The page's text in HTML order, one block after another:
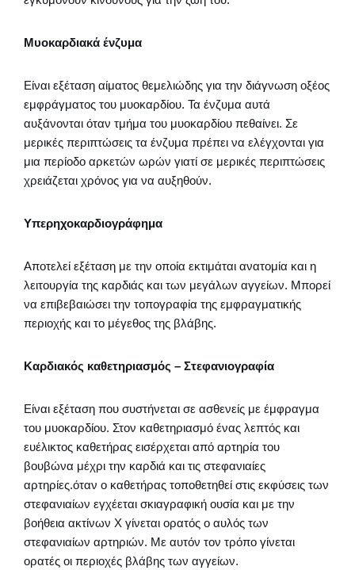
Μυοκαρδιακά ένζυμα
Είναι εξέταση αίματος θεμελιώδης για την διάγνωση οξέος
εμφράγματος του μυοκαρδίου. Τα ένζυμα αυτά
αυξάνονται όταν τμήμα του μυοκαρδίου πεθαίνει. Σε
μερικές περιπτώσεις τα ένζυμα πρέπει να ελέγχονται για
μια περίοδο αρκετών ωρών γιατί σε μερικές περιπτώσεις
χρειάζεται χρόνος για να αυξηθούν.
Υπερηχοκαρδιογράφημα
Αποτελεί εξέταση με την οποία εκτιμάται ανατομία και η
λειτουργία της καρδιάς και των μεγάλων αγγείων. Μπορεί
να επιβεβαιώσει την τοπογραφία της εμφραγματικής
περιοχής και το μέγεθος της βλάβης.
Καρδιακός καθετηριασμός – Στεφανιογραφία
Είναι εξέταση που συστήνεται σε ασθενείς με έμφραγμα
του μυοκαρδίου. Στον καθετηριασμό ένας λεπτός και
ευέλικτος καθετήρας εισέρχεται από αρτηρία του
βουβώνα μέχρι την καρδιά και τις στεφανιαίες
αρτηρίες.όταν ο καθετήρας τοποθετηθεί στις εκφύσεις των
στεφανιαίων εγχέεται σκιαγραφική ουσία και με την
βοήθεια ακτίνων Χ γίνεται ορατός ο αυλός των
στεφανιαίων αρτηριών. Με αυτόν τον τρόπο γίνεται
ορατές οι περιοχές βλάβης των αγγείων.